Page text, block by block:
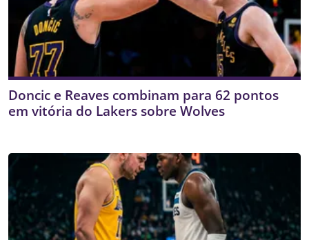
Doncic e Reaves combinam para 62 pontos
em vitória do Lakers sobre Wolves